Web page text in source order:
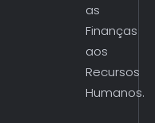
as
Finanças
aos
Recursos
Humanos.